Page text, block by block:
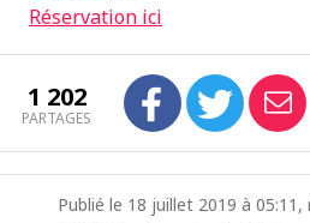
Réservation ici
1 202
PARTAGES
Publié le 18 juillet 2019 à